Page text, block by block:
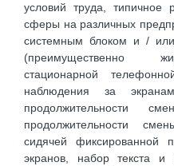
условий труда, типичное
сферы на различных
системным блоком и /
(преимущественно
стационарной
наблюдения за
продолжительности
продолжительности
сидячей фиксированной
экранов, набор текста